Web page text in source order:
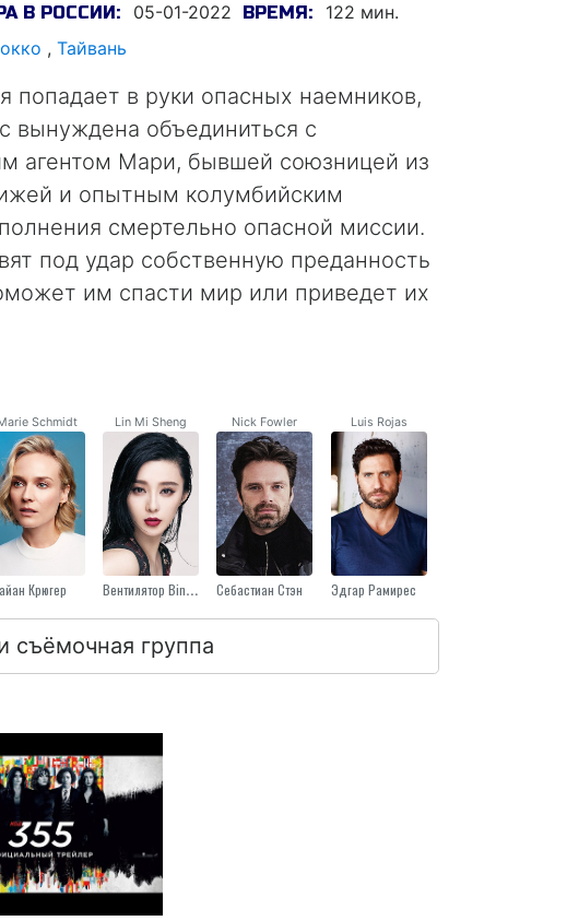
В РОССИИ: 05-01-2022 ВРЕМЯ: 122 мин.
, Тайвань
попадает в руки опасных наемников,
вынуждена объединиться с
агентом Мари, бывшей союзницей из
и опытным колумбийским
смертельно опасной миссии.
под удар собственную преданность
им спасти мир или приведет их
Schmidt
Крюгер
Lin Mi Sheng
Вентилятор Bingbing
Nick Fowler
Себастиан Стэн
Luis Rojas
Эдгар Рамирес
съёмочная группа